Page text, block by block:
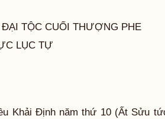
ĐẠI TỘC CUỐI THƯỢNG PHE
LỤC TỰ
Khải Định năm thứ 10 (Ất Sửu